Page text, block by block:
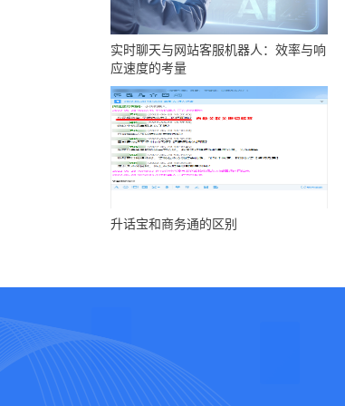
实时聊天与网站客服机器人：效率与响
应速度的考量
升话宝和商务通的区别